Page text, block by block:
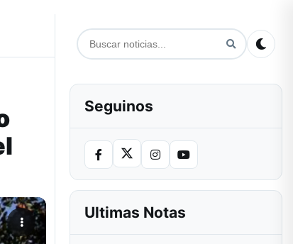
Seguinos
Ultimas Notas